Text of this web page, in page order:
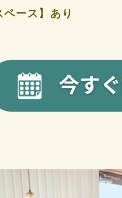
ペース】あり